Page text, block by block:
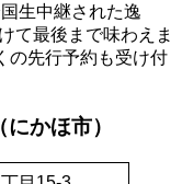
生中継された逸
て最後まで味わえま
の先行予約も受け付
かほ市）